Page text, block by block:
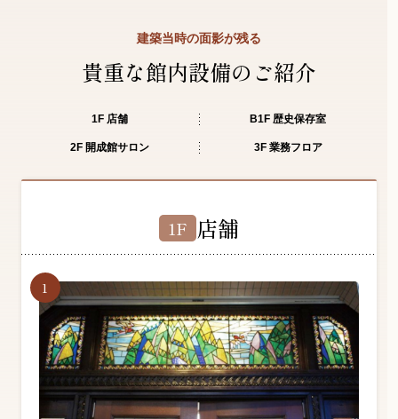
建築当時の面影が残る
貴重な館内設備のご紹介
1F 店舗 B1F 歴史保存室
2F 開成館サロン 3F 業務フロア
1F 店舗